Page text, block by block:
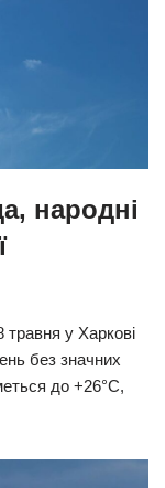
народні
травня у Харкові
без значних
до +26°C,